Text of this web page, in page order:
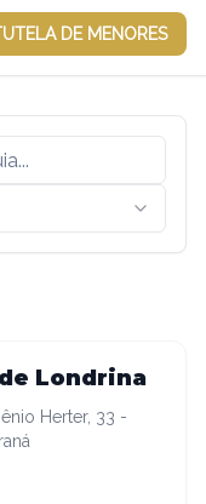
DE MENORES
Londrina
Herter, 33 -